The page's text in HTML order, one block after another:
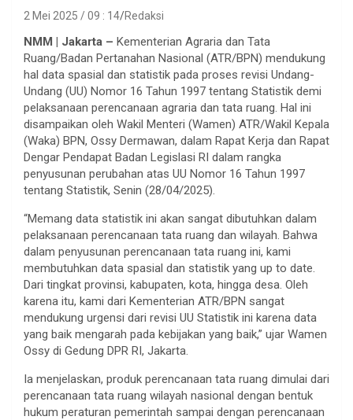
2 Mei 2025 / 09 : 14 Redaksi
NMM | Jakarta – Kementerian Agraria dan Tata
Ruang/Badan Pertanahan Nasional (ATR/BPN) mendukung
hal data spasial dan statistik pada proses revisi Undang-
Undang (UU) Nomor 16 Tahun 1997 tentang Statistik demi
pelaksanaan perencanaan agraria dan tata ruang. Hal ini
disampaikan oleh Wakil Menteri (Wamen) ATR/Wakil Kepala
(Waka) BPN, Ossy Dermawan, dalam Rapat Kerja dan Rapat
Dengar Pendapat Badan Legislasi RI dalam rangka
penyusunan perubahan atas UU Nomor 16 Tahun 1997
tentang Statistik, Senin (28/04/2025).
“Memang data statistik ini akan sangat dibutuhkan dalam
pelaksanaan perencanaan tata ruang dan wilayah. Bahwa
dalam penyusunan perencanaan tata ruang ini, kami
membutuhkan data spasial dan statistik yang up to date.
Dari tingkat provinsi, kabupaten, kota, hingga desa. Oleh
karena itu, kami dari Kementerian ATR/BPN sangat
mendukung urgensi dari revisi UU Statistik ini karena data
yang baik mengarah pada kebijakan yang baik,” ujar Wamen
Ossy di Gedung DPR RI, Jakarta.
Ia menjelaskan, produk perencanaan tata ruang dimulai dari
perencanaan tata ruang wilayah nasional dengan bentuk
hukum peraturan pemerintah sampai dengan perencanaan